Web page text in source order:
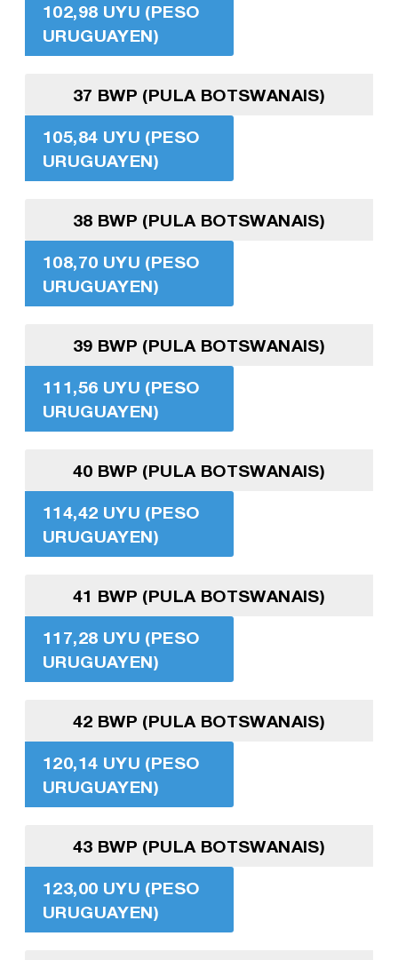
102,98 UYU (PESO
URUGUAYEN)
37 BWP (PULA BOTSWANAIS)
105,84 UYU (PESO
URUGUAYEN)
38 BWP (PULA BOTSWANAIS)
108,70 UYU (PESO
URUGUAYEN)
39 BWP (PULA BOTSWANAIS)
111,56 UYU (PESO
URUGUAYEN)
40 BWP (PULA BOTSWANAIS)
114,42 UYU (PESO
URUGUAYEN)
41 BWP (PULA BOTSWANAIS)
117,28 UYU (PESO
URUGUAYEN)
42 BWP (PULA BOTSWANAIS)
120,14 UYU (PESO
URUGUAYEN)
43 BWP (PULA BOTSWANAIS)
123,00 UYU (PESO
URUGUAYEN)